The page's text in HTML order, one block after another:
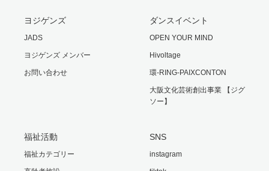
ヨジゲンズ
JADS
ヨジゲンズ メンバー
お問い合わせ
ダンスイベント
OPEN YOUR MIND
Hivoltage
環-RING-PAIXCONTON
大阪文化芸術創出事業 【ジグ
ソー】
福祉活動
福祉カテゴリー
SNS
instagram